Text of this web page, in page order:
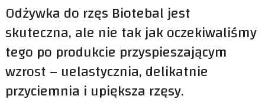
Odżywka do rzęs Biotebal jest
skuteczna, ale nie tak jak oczekiwaliśmy
tego po produkcie przyspieszającym
wzrost – uelastycznia, delikatnie
przyciemnia i upiększa rzęsy.